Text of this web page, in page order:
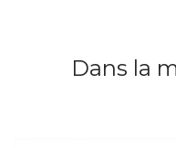
Dans la